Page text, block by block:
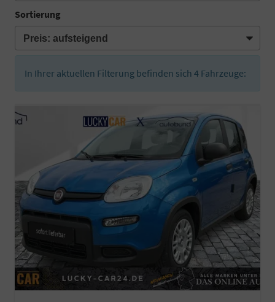
Sortierung
In Ihrer aktuellen Filterung befinden sich 4 Fahrzeuge: